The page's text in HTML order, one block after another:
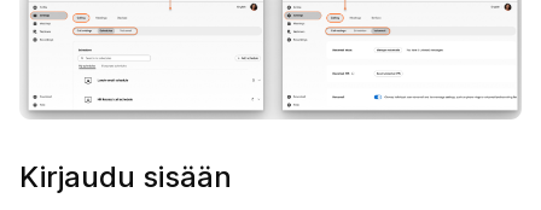
Kirjaudu sisään